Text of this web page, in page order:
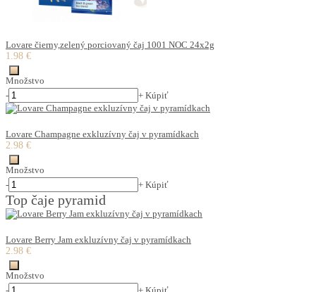
Lovare čierny,zelený porciovaný čaj 1001 NOC 24x2g
1.98 €
Množstvo
-
+ Kúpiť
Lovare Champagne exkluzívny čaj v pyramídkach
2.98 €
Množstvo
-
+ Kúpiť
Top čaje pyramid
Lovare Berry Jam exkluzívny čaj v pyramídkach
2.98 €
Množstvo